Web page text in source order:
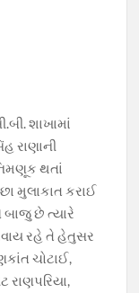
શાખામાં
રાણાની
થતાં
મુલાકાત કરાઈ
બાજુ છે ત્યારે
રહે તે હેતુસર
ચોટાઈ,
રાણપરિયા,